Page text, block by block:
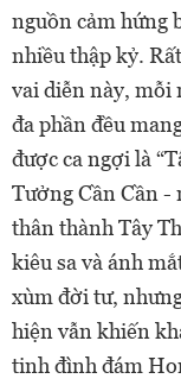
nguồn cảm hứng
nhiều thập kỷ.
vai diễn này, mỗi
đa phần đều
được ca ngợi là
Tưởng Cần Cần -
thân thành Tây
kiêu sa và ánh
xùm đời tư,
hiện vẫn khiến
tinh đình đám